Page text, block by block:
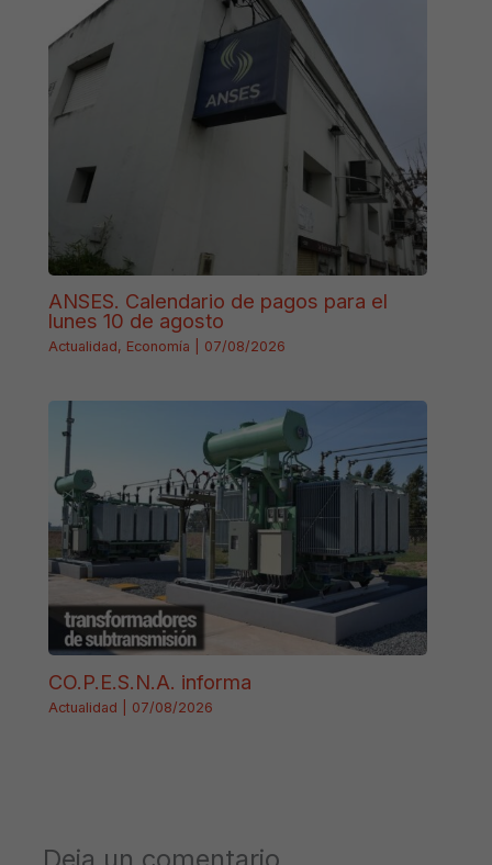
ANSES. Calendario de pagos para el
lunes 10 de agosto
Actualidad, Economía 07/08/2026
CO.P.E.S.N.A. informa
Actualidad 07/08/2026